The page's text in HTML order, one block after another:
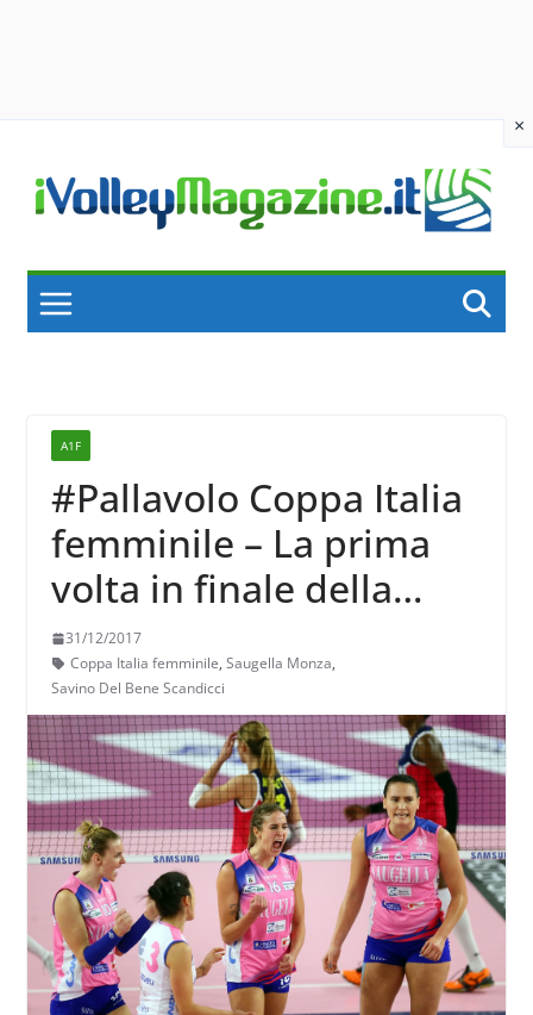
×
content
A1F
#Pallavolo Coppa Italia
femminile – La prima
volta in finale della
Saugella Monza
31/12/2017
Coppa Italia femminile, Saugella Monza,
Savino Del Bene Scandicci